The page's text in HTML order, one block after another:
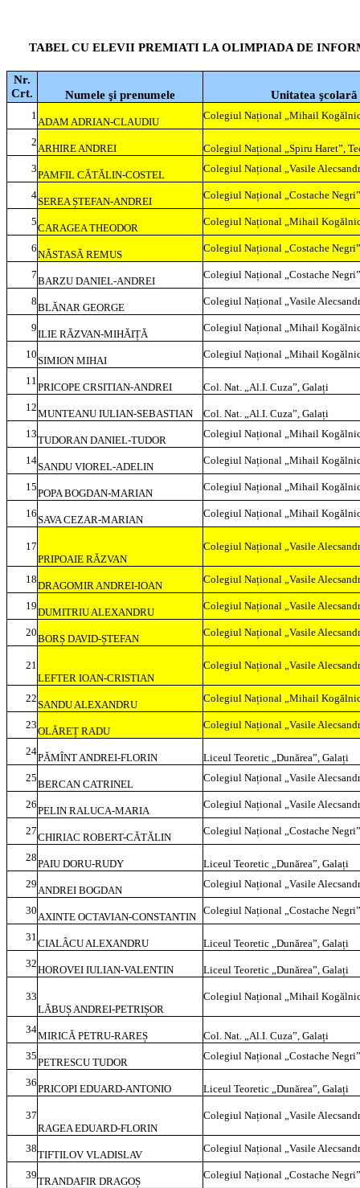
TABEL CU ELEVII PREMIATI LA OLIMPIADA DE
Nr.
Crt.
Numele şi prenumele Unitatea şcolară
1
ADAM ADRIAN-CLAUDIU
Colegiul Național „Mihail
2
ARHIRE ANDREI
Colegiul Național „Spiru Haret”,
3
PAMFIL CĂTĂLIN-COSTEL
Colegiul Național „Vasile
4
SEREA ȘTEFAN-ANDREI
Colegiul Național „Costache
5
CARAGEA THEODOR
Colegiul Național „Mihail
6
NĂSTASĂ REMUS
Colegiul Național „Costache
7
BARZU DANIEL-ANDREI
Colegiul Național „Costache
8
BLĂNAR GEORGE
Colegiul Național „Vasile
9
ILIE RĂZVAN-MIHĂIȚĂ
Colegiul Național „Mihail
10
SIMION MIHAI
Colegiul Național „Mihail
11
PRICOPE CRSITIAN-ANDREI
Col. Nat. „Al.I. Cuza”, Galați
12
MUNTEANU IULIAN-SEBASTIAN
Col. Nat. „Al.I. Cuza”, Galați
13
TUDORAN DANIEL-TUDOR
Colegiul Național „Mihail
14
SANDU VIOREL-ADELIN
Colegiul Național „Mihail
15
POPA BOGDAN-MARIAN
Colegiul Național „Mihail
16
SAVA CEZAR-MARIAN
Colegiul Național „Mihail
17
PRIPOAIE RĂZVAN
Colegiul Național „Vasile
18
DRAGOMIR ANDREI-IOAN
Colegiul Național „Vasile
19
DUMITRIU ALEXANDRU
Colegiul Național „Vasile
20
BORȘ DAVID-ȘTEFAN
Colegiul Național „Vasile
21
LEFTER IOAN-CRISTIAN
Colegiul Național „Vasile
22
SANDU ALEXANDRU
Colegiul Național „Mihail
23
OLĂREȚ RADU
Colegiul Național „Vasile
24
PĂMÎNT ANDREI-FLORIN
Liceul Teoretic „Dunărea”, Galați
25
BERCAN CATRINEL
Colegiul Național „Vasile
26
PELIN RALUCA-MARIA
Colegiul Național „Vasile
27
CHIRIAC ROBERT-CĂTĂLIN
Colegiul Național „Costache
28
PAIU DORU-RUDY
Liceul Teoretic „Dunărea”, Galați
29
ANDREI BOGDAN
Colegiul Național „Vasile
30
AXINTE OCTAVIAN-CONSTANTIN
Colegiul Național „Costache
31
CIALÂCU ALEXANDRU
Liceul Teoretic „Dunărea”, Galați
32
HOROVEI IULIAN-VALENTIN Liceul Teoretic „Dunărea”, Galați
33
LĂBUȘ ANDREI-PETRIȘOR
Colegiul Național „Mihail
34
MIRICĂ PETRU-RAREȘ
Col. Nat. „Al.I. Cuza”, Galați
35
PETRESCU TUDOR
Colegiul Național „Costache
36
PRICOPI EDUARD-ANTONIO Liceul Teoretic „Dunărea”, Galați
37
RAGEA EDUARD-FLORIN
Colegiul Național „Vasile
38
TIFTILOV VLADISLAV
Colegiul Național „Vasile
39
TRANDAFIR DRAGOȘ
Colegiul Național „Costache